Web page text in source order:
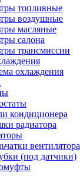
топливные
воздушные
масляные
салона
трансмиссии
охлаждения
кондиционера
радиатора
вентилятора
(под датчики)